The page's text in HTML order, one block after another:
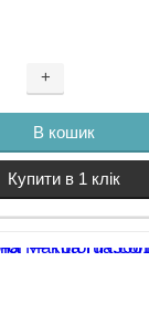
+
В кошик
Купити в 1 клік